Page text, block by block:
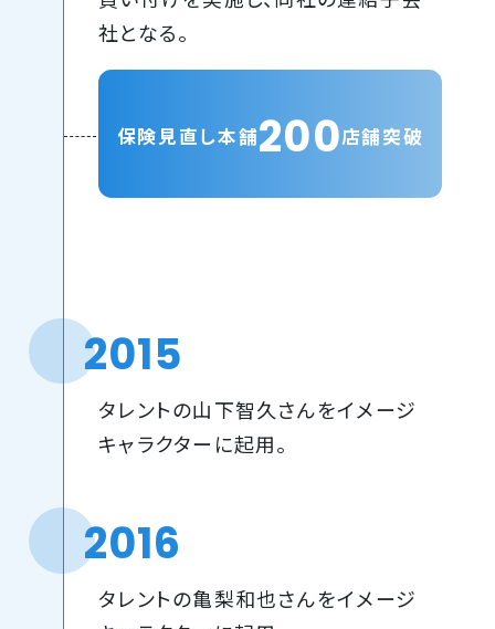
保険見直し本舗200店舗突破
社となる。
2015
タレントの山下智久さんをイメージ
キャラクターに起用。
2016
タレントの亀梨和也さんをイメージ